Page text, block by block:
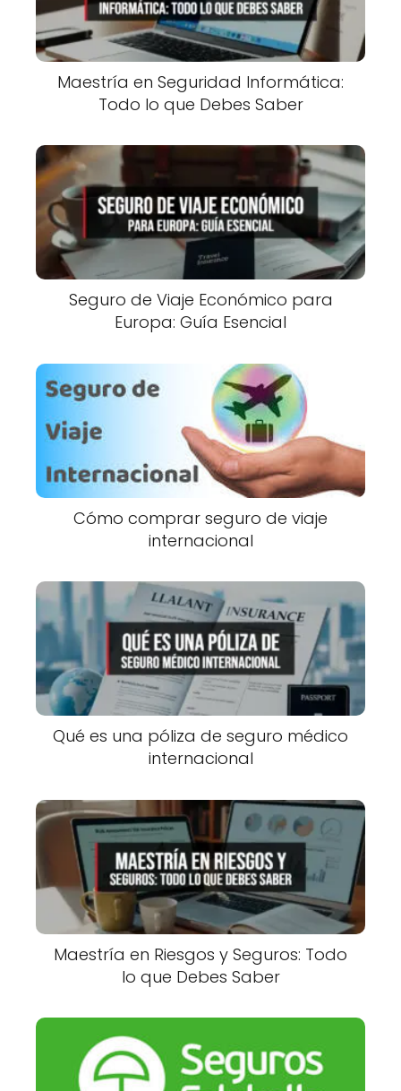
Maestría en Seguridad Informática:
Todo lo que Debes Saber
Seguro de Viaje Económico para
Europa: Guía Esencial
Cómo comprar seguro de viaje
internacional
Qué es una póliza de seguro médico
internacional
Maestría en Riesgos y Seguros: Todo
lo que Debes Saber